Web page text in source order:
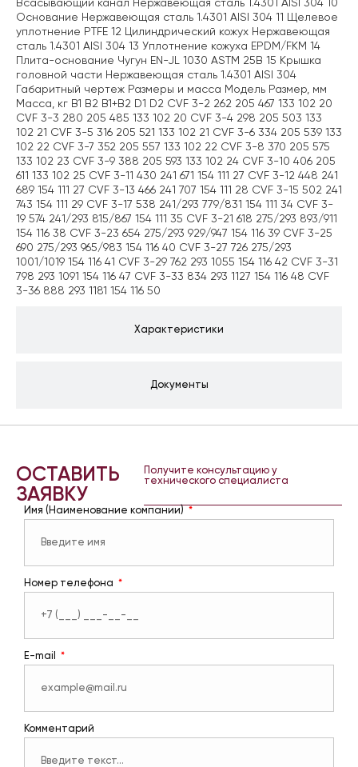
Характеристики
Документы
Всасывающий канал Нержавеющая сталь 1.4301 AISI 304 10
Основание Нержавеющая сталь 1.4301 AISI 304 11 Щелевое
уплотнение PTFE 12 Цилиндрический кожух Нержавеющая
сталь 1.4301 AISI 304 13 Уплотнение кожуха EPDM/FKM 14
Плита-основание Чугун EN-JL 1030 ASTM 25B 15 Крышка
головной части Нержавеющая сталь 1.4301 AISI 304
Габаритный чертеж Размеры и масса Модель Размер, мм
Масса, кг B1 B2 B1+B2 D1 D2 CVF 3-2 262 205 467 133 102 20
CVF 3-3 280 205 485 133 102 20 CVF 3-4 298 205 503 133
102 21 CVF 3-5 316 205 521 133 102 21 CVF 3-6 334 205 539 133
102 22 CVF 3-7 352 205 557 133 102 22 CVF 3-8 370 205 575
133 102 23 CVF 3-9 388 205 593 133 102 24 CVF 3-10 406 205
611 133 102 25 CVF 3-11 430 241 671 154 111 27 CVF 3-12 448 241
689 154 111 27 CVF 3-13 466 241 707 154 111 28 CVF 3-15 502 241
743 154 111 29 CVF 3-17 538 241/293 779/831 154 111 34 CVF 3-
19 574 241/293 815/867 154 111 35 CVF 3-21 618 275/293 893/911
154 116 38 CVF 3-23 654 275/293 929/947 154 116 39 CVF 3-25
690 275/293 965/983 154 116 40 CVF 3-27 726 275/293
1001/1019 154 116 41 CVF 3-29 762 293 1055 154 116 42 CVF 3-31
798 293 1091 154 116 47 CVF 3-33 834 293 1127 154 116 48 CVF
3-36 888 293 1181 154 116 50
ОСТАВИТЬ
ЗАЯВКУ
Получите консультацию у
технического специалиста
Имя (Наименование компании)
Номер телефона
E-mail
Комментарий